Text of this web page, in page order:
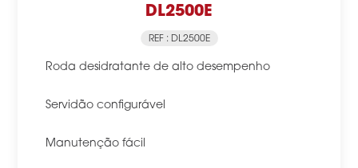
DL2500E
REF : DL2500E
Roda desidratante de alto desempenho
Servidão configurável
Manutenção fácil